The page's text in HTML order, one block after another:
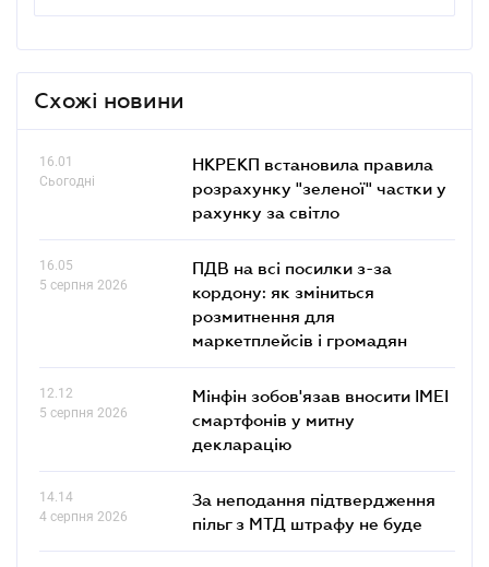
Схожі новини
16.01
Сьогодні
НКРЕКП встановила правила
розрахунку "зеленої" частки у
рахунку за світло
16.05
5 серпня 2026
ПДВ на всі посилки з-за
кордону: як зміниться
розмитнення для
маркетплейсів і громадян
12.12
5 серпня 2026
Мінфін зобов'язав вносити IMEI
смартфонів у митну
декларацію
14.14
4 серпня 2026
За неподання підтвердження
пільг з МТД штрафу не буде